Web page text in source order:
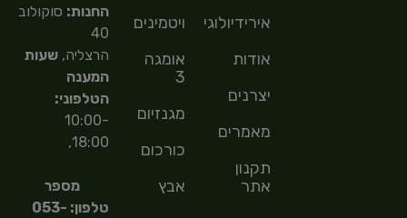
אירידיולוגיה
אודות
יצרנים
מאמרים
תקנון
אתר
ויטמינים
אומגה
3
מגנזיום
כורכום
אבץ
החנות: סוקולוב
40
הרצליה,שעות
המענה
הטלפוני:
10:00-
18:00,
מספר
טלפון: 053-